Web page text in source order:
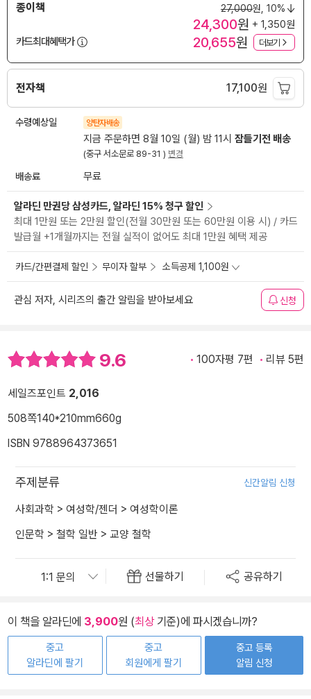
종이책 27,000원, 10%
24,300원 + 1,350원
카드최대혜택가
20,655원 더보기
전자책 17,100원
수령예상일 양탄자배송
지금 주문하면 8월 10일 (월) 밤 11시 잠들기전 배송
(중구 서소문로 89-31 ) 변경
배송료 무료
알라딘 만권당 삼성카드, 알라딘 15% 청구 할인
최대 1만원 또는 2만원 할인(전월 30만원 또는 60만원 이용 시) / 카드
발급월 +1개월까지는 전월 실적이 없어도 최대 1만원 혜택 제공
카드/간편결제 할인 무이자 할부 소득공제 1,100원
관심 저자, 시리즈의 출간 알림을 받아보세요 신청
9.6 100자평 7편 리뷰 5편
세일즈포인트 2,016
508쪽140*210mm660g
ISBN 9788964373651
주제분류 신간알림 신청
사회과학 > 여성학/젠더 > 여성학이론
인문학 > 철학 일반 > 교양 철학
선물하기 공유하기
이 책을 알라딘에 3,900원 (최상기준)에 파시겠습니까?
중고
알라딘에 팔기
중고
회원에게 팔기
중고 등록
알림 신청